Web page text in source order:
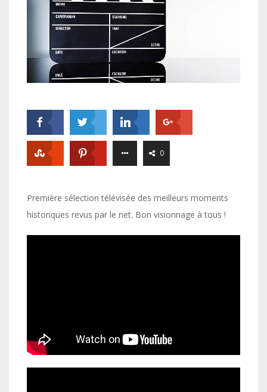
0
Première sélection télévisée des meilleurs moments
historiques revus par le net. Bon visionnage à tous !